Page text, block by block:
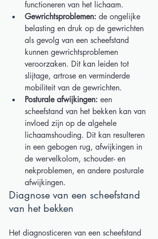
functioneren van het lichaam.
Gewrichtsproblemen: de ongelijke
belasting en druk op de gewrichten
als gevolg van een scheefstand
kunnen gewrichtsproblemen
veroorzaken. Dit kan leiden tot
slijtage, artrose en verminderde
mobiliteit van de gewrichten.
Posturale afwijkingen: een
scheefstand van het bekken kan van
invloed zijn op de algehele
lichaamshouding. Dit kan resulteren
in een gebogen rug, afwijkingen in
de wervelkolom, schouder- en
nekproblemen, en andere posturale
afwijkingen.
Diagnose van een scheefstand
van het bekken
Het diagnosticeren van een scheefstand